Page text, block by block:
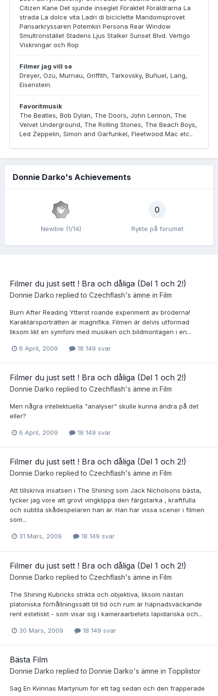
Citizen Kane Det sjunde inseglet Föraktet Föräldrarna La
strada La dolce vita Ladri di biciclette Mandomsprovet
Pansarkryssaren Potemkin Persona Rear Window
Smultronstället Stadens Ljus Stalker Sunset Blvd. Vertigo
Viskningar och Rop
Filmer jag vill se
Dreyer, Ozu, Murnau, Griffith, Tarkovsky, Buñuel, Lang,
Eisenstein.
Favoritmusik
The Beatles, Bob Dylan, The Doors, John Lennon, The
Velvet Underground, The Rolling Stones, The Beach Boys,
Led Zeppelin, Simon and Garfunkel, Fleetwood Mac etc..
Donnie Darko's Achievements
Newbie (1/14)
0
Rykte på forumet
Filmer du just sett ! Bra och dåliga (Del 1 och 2!)
Donnie Darko replied to Czechflash's ämne in Film
Burn After Reading Ytterst roande experiment av bröderna!
Karaktärsporträtten är magnifika. Filmen är delvis utformad
liksom likt en symfoni med musiken och bildmontagen i en...
6 April, 2009 18 149 svar
Filmer du just sett ! Bra och dåliga (Del 1 och 2!)
Donnie Darko replied to Czechflash's ämne in Film
Men några intellektuella "analyser" skulle kunna ändra på det
eller?
6 April, 2009 18 149 svar
Filmer du just sett ! Bra och dåliga (Del 1 och 2!)
Donnie Darko replied to Czechflash's ämne in Film
Att tillskriva insatsen i The Shining som Jack Nicholsons bästa,
tycker jag vore att grovt vingklippa den färgstarka , kraftfulla
och subtila skådespelaren han är. Han har vissa scener i filmen
som...
31 Mars, 2009 18 149 svar
Filmer du just sett ! Bra och dåliga (Del 1 och 2!)
Donnie Darko replied to Czechflash's ämne in Film
The Shining Kubricks strikta och objektiva, liksom nästan
platoniska förhållningssätt till tid och rum är häpnadsväckande
rent estetiskt - som visar sig i kameraarbetets lapidariska och...
30 Mars, 2009 18 149 svar
Bästa Film
Donnie Darko replied to Donnie Darko's ämne in Topplistor
Sag En Kvinnas Martyrium for ett tag sedan och den frapperade